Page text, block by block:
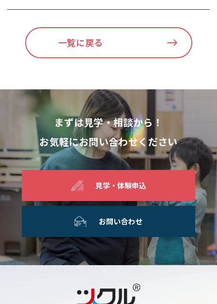
一覧に戻る
まずは見学・相談から！
お気軽にお問い合わせください
見学・体験申込
お問い合わせ